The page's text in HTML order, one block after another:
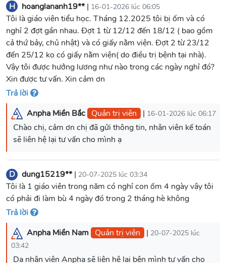
H hoanglananh19**| 16-01-2026 lúc 06:05
Tôi là giáo viên tiểu học. Tháng 12.2025 tôi bị ốm và có
nghỉ 2 đợt gần nhau. Đợt 1 từ 12/12 đến 18/12 ( bao gồm
cả thứ bảy, chủ nhật) và có giấy nằm viện. Đợt 2 từ 23/12
đến 25/12 ko có giấy nằm viện( do điều trị bệnh tại nhà).
Vậy tôi được hưởng lương như nào trong các ngày nghỉ đó?
Xin được tư vấn. Xin cảm ơn
Trả lời
Anpha Miền Bắc Quản trị viên | 16-01-2026 lúc 06:17
Chào chị, cảm ơn chị đã gửi thông tin, nhân viên kế toán
sẽ liên hệ lại tư vấn cho mình ạ
D dung15219**| 20-07-2025 lúc 03:34
Tôi là 1 giáo viên trong năm có nghỉ con ốm 4 ngày vậy tôi
có phải đi làm bù 4 ngày đó trong 2 tháng hè không
Trả lời
Anpha Miền Nam Quản trị viên | 20-07-2025 lúc
03:42
Dạ nhân viên Anpha sẽ liên hệ lại bên mình tư vấn cho